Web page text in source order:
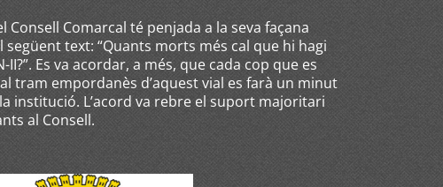
Consell Comarcal té penjada a la seva façana
text: “Quants morts més cal que hi hagi
Es va acordar, a més, que cada cop que es
tram empordanès d’aquest vial es farà un minut
institució. L’acord va rebre el suport majoritari
al Consell.